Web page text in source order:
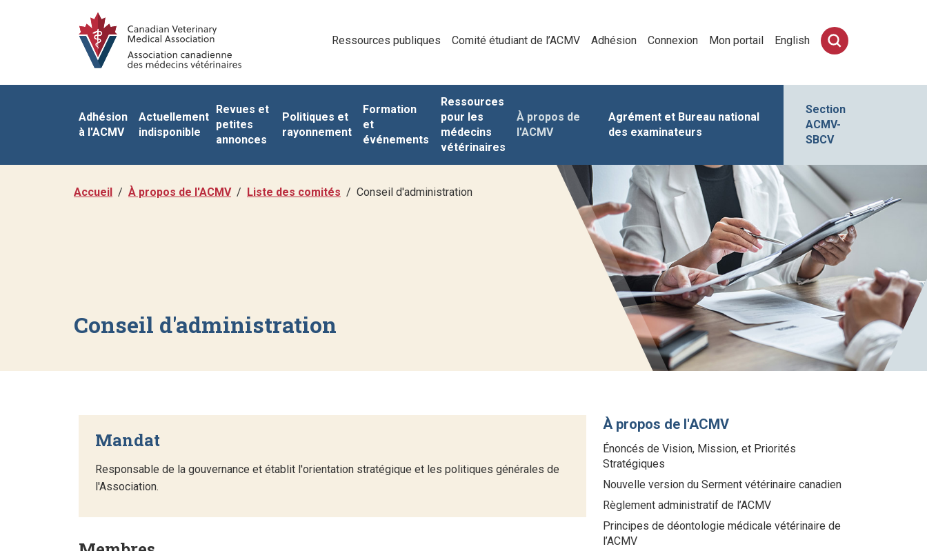
Ressources publiques Comité étudiant de l’ACMV Adhésion Connexion Mon portail English
Adhésion
à l'ACMV
Actuellement
indisponible
Revues et
petites
annonces
Politiques et
rayonnement
Formation
et
événements
Ressources
pour les
médecins
vétérinaires
À propos de
l'ACMV
Agrément et Bureau national
des examinateurs
Section
ACMV-
SBCV
Accueil À propos de l'ACMV Liste des comités Conseil d'administration
Conseil d'administration
Mandat
Responsable de la gouvernance et établit l'orientation stratégique et les politiques générales de
l'Association.
À propos de l'ACMV
Énoncés de Vision, Mission, et Priorités
Stratégiques
Nouvelle version du Serment vétérinaire canadien
Règlement administratif de l’ACMV
Principes de déontologie médicale vétérinaire de
l’ACMV